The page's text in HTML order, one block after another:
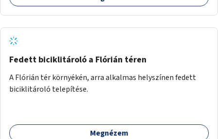
Fedett biciklitároló a Flórián téren
A Flórián tér környékén, arra alkalmas helyszínen fedett
biciklitároló telepítése.
Megnézem